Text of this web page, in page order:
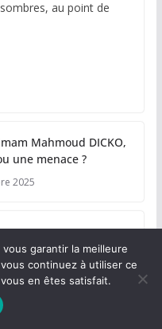
sombres, au point de
Mahmoud DICKO,
une menace ?
2025
et l’électricité
luxe et la
une vertu
2025
garantir la meilleure
continuez à utiliser ce
en êtes satisfait.